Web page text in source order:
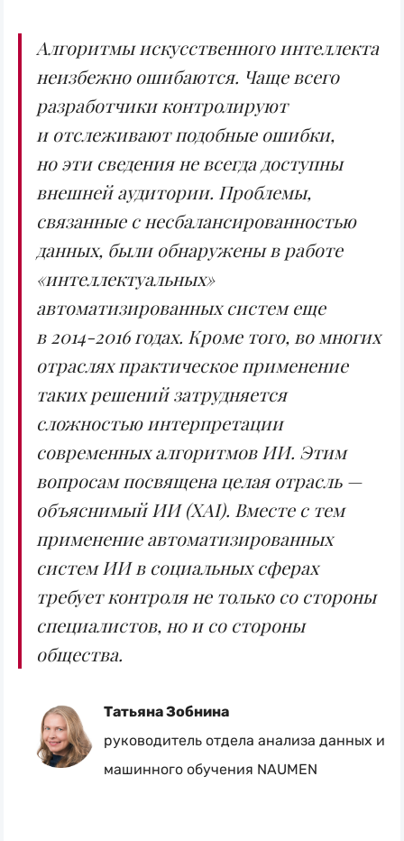
Алгоритмы искусственного интеллекта
неизбежно ошибаются. Чаще всего
разработчики контролируют
и отслеживают подобные ошибки,
но эти сведения не всегда доступны
внешней аудитории. Проблемы,
связанные с несбалансированностью
данных, были обнаружены в работе
«интеллектуальных»
автоматизированных систем еще
в 2014-2016 годах. Кроме того, во многих
отраслях практическое применение
таких решений затрудняется
сложностью интерпретации
современных алгоритмов ИИ. Этим
вопросам посвящена целая отрасль —
объяснимый ИИ (XAI). Вместе с тем
применение автоматизированных
систем ИИ в социальных сферах
требует контроля не только со стороны
специалистов, но и со стороны
общества.
Татьяна Зобнина
руководитель отдела анализа данных и
машинного обучения NAUMEN